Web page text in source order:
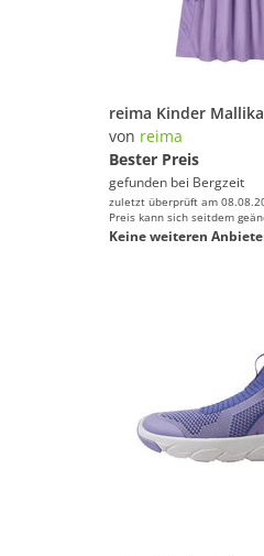
reima Kinder
von reima
Bester Preis
gefunden bei Bergzeit
zuletzt überprüft am
Preis kann sich seitdem
Keine weiteren